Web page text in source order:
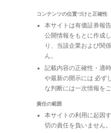
コンテンツの位置づけと正確性
本サイトは有価証券報
公開情報をもとに作成
り、当該企業および関
ん。
記載内容の正確性・適
や最新の開示には 必ず
な判断には一次情報を
責任の範囲
本サイトの利用に起因
切の責任を負いません。